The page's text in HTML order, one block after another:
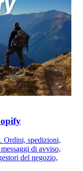
Ordini, spedizioni,
di avviso,
del negozio,